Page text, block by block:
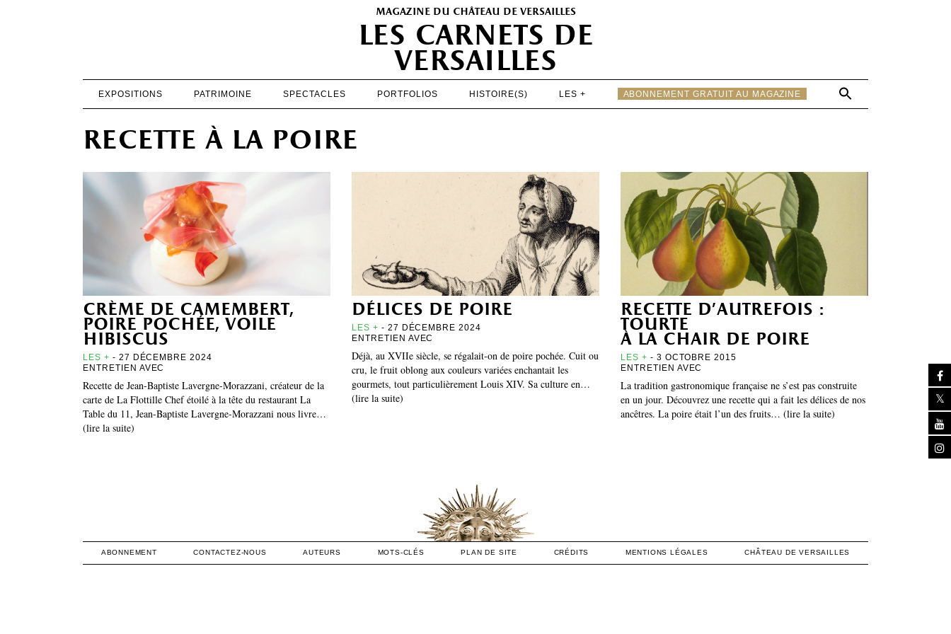
magazine du château de versailles
les carnets de
versailles
EXPOSITIONS PATRIMOINE SPECTACLES PORTFOLIOS HISTOIRE(S) LES + ABONNEMENT GRATUIT AU MAGAZINE
for:
Search Button
SPECTACLES
HISTOIRE(S)
LES +
ABONNEMENT GRATUIT AU MAGAZINE
recette à la poire
crème de camembert,
poire pochée, voile
hibiscus
LES + - 27 DÉCEMBRE 2024
ENTRETIEN AVEC
Recette de Jean-Baptiste Lavergne-Morazzani, créateur de la
carte de La Flottille Chef étoilé à la tête du restaurant La
Table du 11, Jean-Baptiste Lavergne-Morazzani nous livre…
(lire la suite)
délices de poire
LES + - 27 DÉCEMBRE 2024
ENTRETIEN AVEC
Déjà, au XVIIe siècle, se régalait-on de poire pochée. Cuit ou
cru, le fruit oblong aux couleurs variées enchantait les
gourmets, tout particulièrement Louis XIV. Sa culture en…
(lire la suite)
recette d’autrefois :
tourte
à la chair de poire
LES + - 3 OCTOBRE 2015
ENTRETIEN AVEC
La tradition gastronomique française ne s’est pas construite
en un jour. Découvrez une recette qui a fait les délices de nos
ancêtres. La poire était l’un des fruits… (lire la suite)
ABONNEMENT CONTACTEZ-NOUS AUTEURS MOTS-CLÉS PLAN DE SITE CRÉDITS MENTIONS LÉGALES CHÂTEAU DE VERSAILLES